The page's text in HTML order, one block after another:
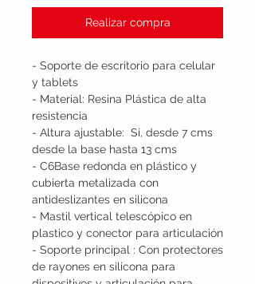
Realizar compra
- Soporte de escritorio para celular
y tablets
- Material: Resina Plástica de alta
resistencia
- Altura ajustable: Si, desde 7 cms
desde la base hasta 13 cms
- C6Base redonda en plástico y
cubierta metalizada con
antideslizantes en silicona
- Mastil vertical telescópico en
plastico y conector para articulación
- Soporte principal : Con protectores
de rayones en silicona para